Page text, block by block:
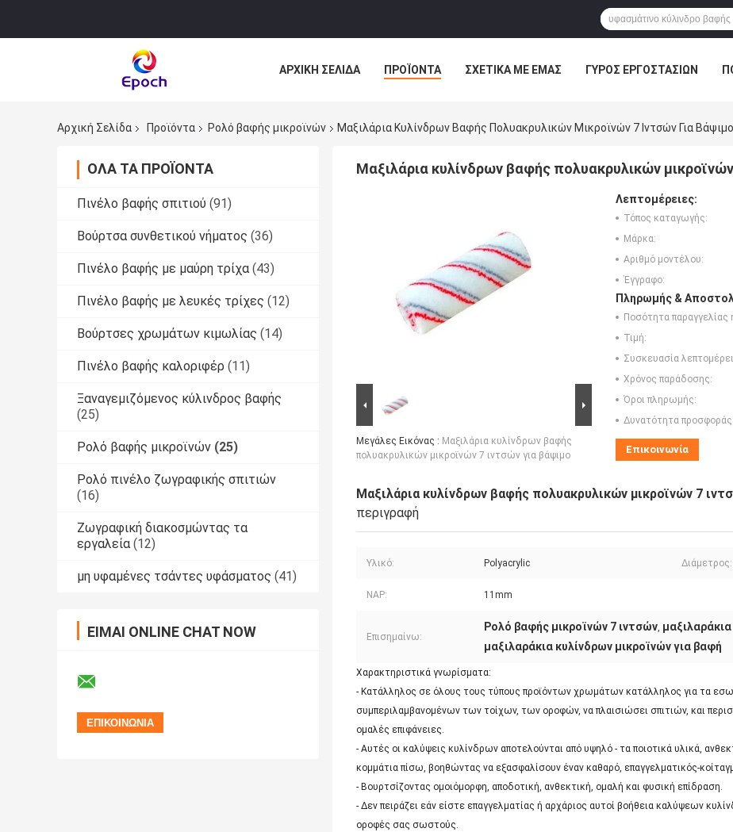
ΑΡΧΙΚΉ ΣΕΛΊΔΑ ΠΡΟΪΌΝΤΑ ΣΧΕΤΙΚΆ ΜΕ ΕΜΆΣ ΓΎΡΟΣ ΕΡΓΟΣΤΑΣΊΩΝ
Αρχική Σελίδα
Προϊόντα Ρολό βαφής μικροϊνών Μαξιλάρια Κυλίνδρων Βαφής Πολυακρυλικών Μικροϊνών 7 Ιντσών Για Βάψιμο
ΌΛΑ ΤΑ ΠΡΟΪΌΝΤΑ
Πινέλο βαφής σπιτιού (91)
Βούρτσα συνθετικού νήματος (36)
Πινέλο βαφής με μαύρη τρίχα (43)
Πινέλο βαφής με λευκές τρίχες (12)
Βούρτσες χρωμάτων κιμωλίας (14)
Πινέλο βαφής καλοριφέρ (11)
Ξαναγεμιζόμενος κύλινδρος βαφής
(25)
Ρολό βαφής μικροϊνών (25)
Ρολό πινέλο ζωγραφικής σπιτιών
(16)
Ζωγραφική διακοσμώντας τα
εργαλεία (12)
μη υφαμένες τσάντες υφάσματος (41)
ΕΊΜΑΙ ONLINE CHAT NOW
Μαξιλάρια κυλίνδρων βαφής πολυακρυλικών
Μεγάλες Εικόνας : Μαξιλάρια κυλίνδρων βαφής
πολυακρυλικών μικροϊνών 7 ιντσών για βάψιμο
Λεπτομέρειες:
Τόπος καταγωγής:
Μάρκα:
Αριθμό μοντέλου:
Έγγραφο:
Πληρωμής &
Ποσότητα παραγγελίας
Τιμή:
Συσκευασία
Χρόνος παράδοσης:
Όροι πληρωμής:
Δυνατότητα προσφοράς:
Επικοινωνία
Μαξιλάρια κυλίνδρων βαφής πολυακρυλικών μικροϊνών 7
περιγραφή
Υλικό: Polyacrylic Διάμετρος:
NAP: 11mm
Επισημαίνω:
Ρολό βαφής μικροϊνών 7 ιντσών,
μαξιλαράκια κυλίνδρων μικροϊνών για βαφή
Χαρακτηριστικά γνωρίσματα:
- Κατάλληλος σε όλους τους τύπους προϊόντων χρωμάτων κατάλληλος για τα
συμπεριλαμβανομένων των τοίχων, των οροφών, να πλαισιώσει σπιτιών, και
ομαλές επιφάνειες.
- Αυτές οι καλύψεις κυλίνδρων αποτελούνται από υψηλό - τα ποιοτικά υλικά,
κομμάτια πίσω, βοηθώντας να εξασφαλίσουν έναν καθαρό, επαγγελματικός-
- Βουρτσίζοντας ομοιόμορφη, αποδοτική, ανθεκτική, ομαλή και φυσική επίδραση.
- Δεν πειράζει εάν είστε επαγγελματίας ή αρχάριος αυτοί βοήθεια καλύψεων
οροφές σας σωστούς.